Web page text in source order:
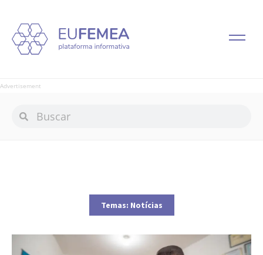
Advertisement
Temas: Notícias